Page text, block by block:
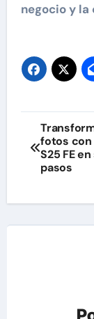
negocio y la
defotos con
S25 FE
pasos